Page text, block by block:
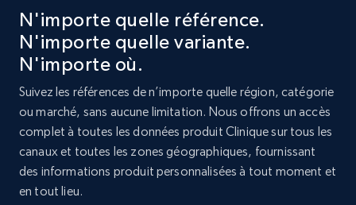
specified keywords
URL, Product id, Listing inventory id, Title, Rating,
Reviews count shop, Reviews count item, Initial
price, and more.
1.9K+ 323+ Commencer
Etsy - Collects data from shop's URL
N'importe quelle référence.
N'importe quelle variante.
N'importe où.
Suivez les références de n’importe quelle région, catégorie
ou marché, sans aucune limitation. Nous offrons un accès
complet à toutes les données produit Clinique sur tous les
canaux et toutes les zones géographiques, fournissant
des informations produit personnalisées à tout moment et
en tout lieu.